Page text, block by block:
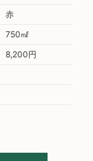
赤
750㎖
8,200円